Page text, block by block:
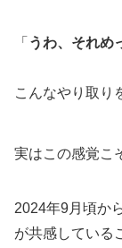
「 うわ、それめ
こんなやり取り
実はこの感覚こ
2024年9月頃か
が共感している